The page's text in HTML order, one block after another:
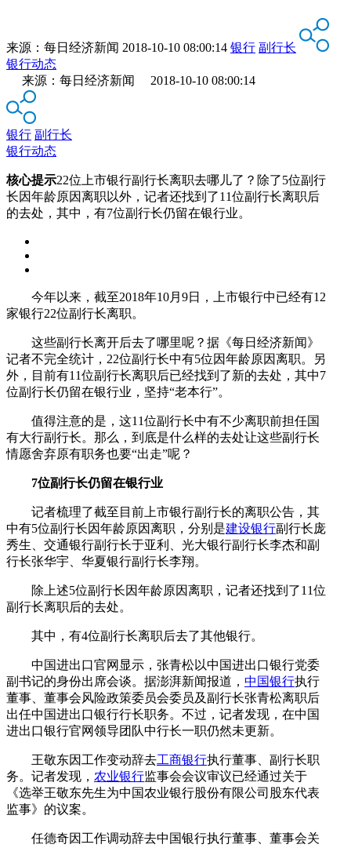
来源： 每日经济新闻 2018-10-10 08:00:14 银行 副行长
银行动态
来源：每日经济新闻 2018-10-10 08:00:14
银行 副行长
银行动态
核心提示22位上市银行副行长离职去哪儿了？除了5位副行
长因年龄原因离职以外，记者还找到了11位副行长离职后
的去处，其中，有7位副行长仍留在银行业。
今年以来，截至2018年10月9日，上市银行中已经有12
家银行22位副行长离职。
这些副行长离开后去了哪里呢？据《每日经济新闻》
记者不完全统计，22位副行长中有5位因年龄原因离职。另
外，目前有11位副行长离职后已经找到了新的去处，其中7
位副行长仍留在银行业，坚持“老本行”。
值得注意的是，这11位副行长中有不少离职前担任国
有大行副行长。那么，到底是什么样的去处让这些副行长
情愿舍弃原有职务也要“出走”呢？
7位副行长仍留在银行业
记者梳理了截至目前上市银行副行长的离职公告，其
中有5位副行长因年龄原因离职，分别是建设银行副行长庞
秀生、交通银行副行长于亚利、光大银行副行长李杰和副
行长张华宇、华夏银行副行长李翔。
除上述5位副行长因年龄原因离职，记者还找到了11位
副行长离职后的去处。
其中，有4位副行长离职后去了其他银行。
中国进出口官网显示，张青松以中国进出口银行党委
副书记的身份出席会谈。据澎湃新闻报道， 中国银行执行
董事、董事会风险政策委员会委员及副行长张青松离职后
出任中国进出口银行行长职务。不过，记者发现，在中国
进出口银行官网领导团队中行长一职仍然未更新。
王敬东因工作变动辞去工商银行执行董事、副行长职
务。记者发现， 农业银行监事会会议审议已经通过关于
《选举王敬东先生为中国农业银行股份有限公司股东代表
监事》的议案。
任德奇因工作调动辞去中国银行执行董事、董事会关